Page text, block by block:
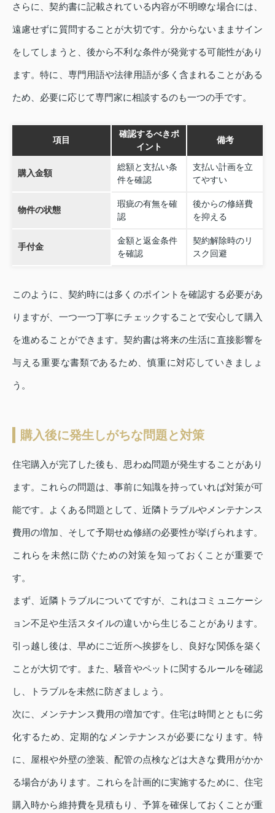
さらに、契約書に記載されている内容が不明瞭な場合には、
遠慮せずに質問することが大切です。分からないままサイン
をしてしまうと、後から不利な条件が発覚する可能性があり
ます。特に、専門用語や法律用語が多く含まれることがある
ため、必要に応じて専門家に相談するのも一つの手です。
項目
確認するべきポ
イント
備考
購入金額
総額と支払い条
件を確認
支払い計画を立
てやすい
物件の状態
瑕疵の有無を確
認
後からの修繕費
を抑える
手付金
金額と返金条件
を確認
契約解除時のリ
スク回避
このように、契約時には多くのポイントを確認する必要があ
りますが、一つ一つ丁寧にチェックすることで安心して購入
を進めることができます。契約書は将来の生活に直接影響を
与える重要な書類であるため、慎重に対応していきましょ
う。
購入後に発生しがちな問題と対策
住宅購入が完了した後も、思わぬ問題が発生することがあり
ます。これらの問題は、事前に知識を持っていれば対策が可
能です。よくある問題として、近隣トラブルやメンテナンス
費用の増加、そして予期せぬ修繕の必要性が挙げられます。
これらを未然に防ぐための対策を知っておくことが重要で
す。
まず、近隣トラブルについてですが、これはコミュニケーシ
ョン不足や生活スタイルの違いから生じることがあります。
引っ越し後は、早めにご近所へ挨拶をし、良好な関係を築く
ことが大切です。また、騒音やペットに関するルールを確認
し、トラブルを未然に防ぎましょう。
次に、メンテナンス費用の増加です。住宅は時間とともに劣
化するため、定期的なメンテナンスが必要になります。特
に、屋根や外壁の塗装、配管の点検などは大きな費用がかか
る場合があります。これらを計画的に実施するために、住宅
購入時から維持費を見積もり、予算を確保しておくことが重